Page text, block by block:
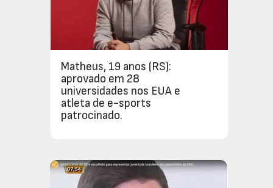
Matheus, 19 anos (RS):
aprovado em 28
universidades nos EUA e
atleta de e-sports
patrocinado.